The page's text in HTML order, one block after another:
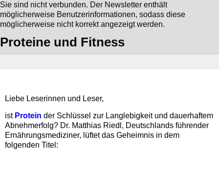
Sie sind nicht verbunden. Der Newsletter enthält
möglicherweise Benutzerinformationen, sodass diese
möglicherweise nicht korrekt angezeigt werden.
Proteine und Fitness
Liebe Leserinnen und Leser,
ist Protein der Schlüssel zur Langlebigkeit und dauerhaftem
Abnehmerfolg? Dr. Matthias Riedl, Deutschlands führender
Ernährungsmediziner, lüftet das Geheimnis in dem
folgenden Titel: